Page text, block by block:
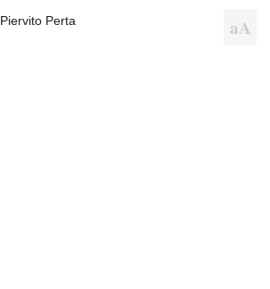
Piervito Perta